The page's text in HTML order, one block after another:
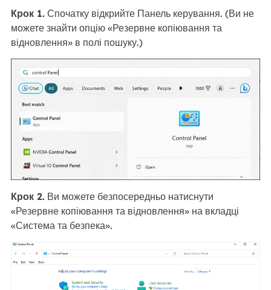
Крок 1.Спочатку відкрийте Панель керування. (Ви не
можете знайти опцію «Резервне копіювання та
відновлення» в полі пошуку.)
Крок 2.Ви можете безпосередньо натиснути
«Резервне копіювання та відновлення» на вкладці
«Система та безпека».